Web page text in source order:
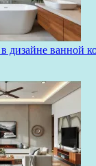
дизайне ванной